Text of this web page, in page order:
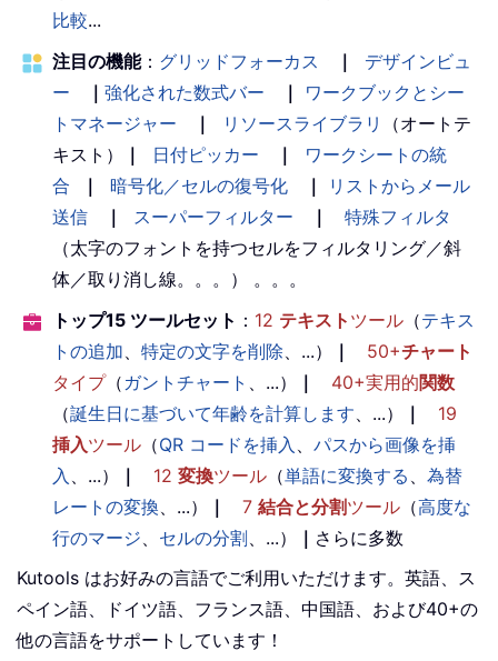
比較...
注目の機能： グリッドフォーカス ｜
デザインビュ
ー
｜ 強化された数式バー ｜
ワークブックとシー
トマネージャー
｜ リソースライブラリ
（オートテ
キスト）
｜ 日付ピッカー ｜
ワークシートの統
合
｜ 暗号化／セルの復号化 ｜
リストからメール
送信
｜ スーパーフィルター ｜
特殊フィルタ
（太字のフォントを持つセルをフィルタリング／斜
体／取り消し線。。。） 。。。
トップ15 ツールセット ： 12 テキスト ツール （テキス
トの追加
特定の文字を削除 、...） ｜ 50+チャート
タイプ（ ガントチャート 、...） ｜ 40+実用的関数
（誕生日に基づいて年齢を計算します 、...） ｜
19
挿入ツール （QR コードを挿入
パスから画像を挿
入
、...） ｜ 12 変換ツール （単語に変換する
為替
レートの変換 、...） ｜ 7 結合と分割ツール （高度な
行のマージ
セルの分割 、...） ｜ さらに多数
Kutools はお好みの言語でご利用いただけます。英語、ス
ペイン語、ドイツ語、フランス語、中国語、および40+の
他の言語をサポートしています！